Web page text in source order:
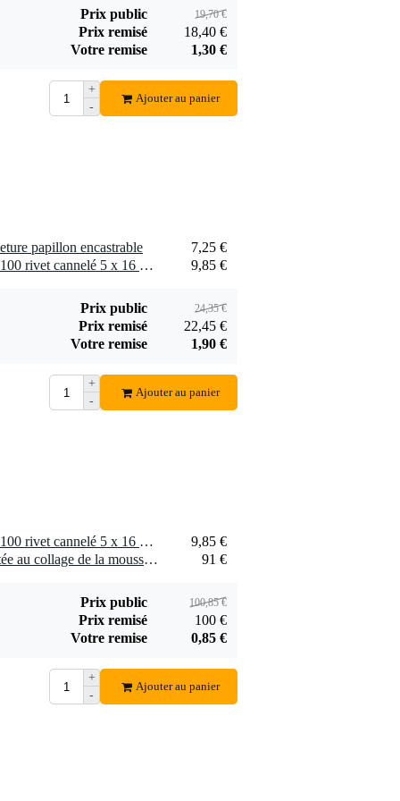
encastrable
médium, 8,5 mm,
noire
7,15 €
Ajouter
Prix public 19,70 €
Prix remisé
18,40 €
Votre remise
1,30 €
+
-
Ajouter au panier
papillon encastrable
7,25 €
1 x Penn Elcom 91516GE-100 rivet cannelé 5 x 16 mm (100 pcs)
9,85 €
Prix public 24,35 €
Prix remisé
22,45 €
Votre remise
1,90 €
+
-
Ajouter au panier
1 x Penn Elcom 91516GE-100 rivet cannelé 5 x 16 mm (100 pcs)
9,85 €
1 x Penn Elcom colle adaptée au collage de la mousse sur bois 6L
91 €
Prix public 100,85 €
Prix remisé
100 €
Votre remise
0,85 €
+
-
Ajouter au panier